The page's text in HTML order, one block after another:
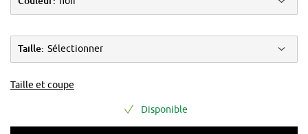
Taille: Sélectionner
Taille et coupe
Disponible